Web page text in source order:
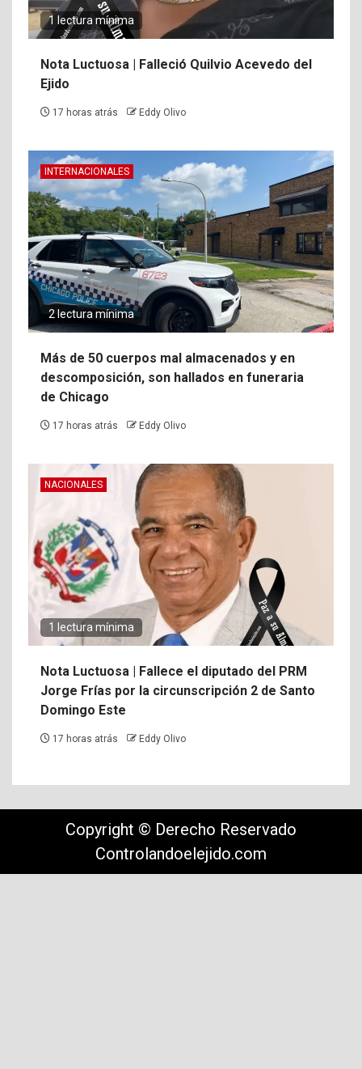
1 lectura mínima
Nota Luctuosa | Falleció Quilvio Acevedo del
Ejido
17 horas atrás Eddy Olivo
INTERNACIONALES
2 lectura mínima
Más de 50 cuerpos mal almacenados y en
descomposición, son hallados en funeraria
de Chicago
17 horas atrás Eddy Olivo
NACIONALES
1 lectura mínima
Nota Luctuosa | Fallece el diputado del PRM
Jorge Frías por la circunscripción 2 de Santo
Domingo Este
17 horas atrás Eddy Olivo
Copyright © Derecho Reservado
Controlandoelejido.com